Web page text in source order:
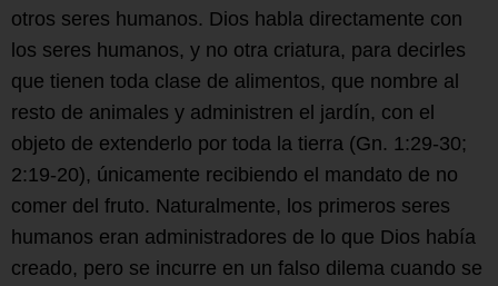
otros seres humanos. Dios habla directamente con
los seres humanos, y no otra criatura, para decirles
que tienen toda clase de alimentos, que nombre al
resto de animales y administren el jardín, con el
objeto de extenderlo por toda la tierra (Gn. 1:29-30;
2:19-20), únicamente recibiendo el mandato de no
comer del fruto. Naturalmente, los primeros seres
humanos eran administradores de lo que Dios había
creado, pero se incurre en un falso dilema cuando se